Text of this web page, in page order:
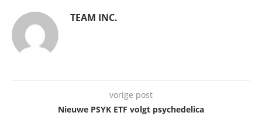
TEAM INC.
vorige post
Nieuwe PSYK ETF volgt psychedelica